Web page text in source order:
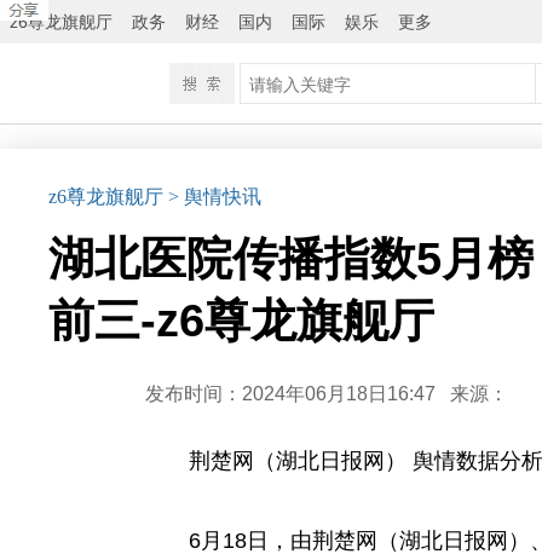
z6尊龙旗舰厅 政务 财经 国内 国际 娱乐 更多
z6尊龙旗舰厅 > 舆情快讯
湖北医院传播指数5月
前三-z6尊龙旗舰厅
发布时间：2024年06月18日16:47 来源：
荆楚网（湖北日报网） 舆情数据分
6月18日，由荆楚网（湖北日报网